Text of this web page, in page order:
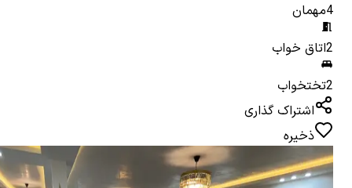
4مهمان
2اتاق خواب
2تختخواب
اشتراک گذاری
ذخیره